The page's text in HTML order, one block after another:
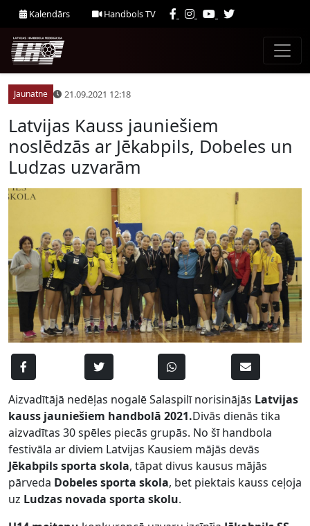
Kalendārs Handbols TV
Jaunatne 21.09.2021 12:18
Latvijas Kauss jauniešiem
noslēdzās ar Jēkabpils, Dobeles un
Ludzas uzvarām
Aizvadītājā nedēļas nogalē Salaspilī norisinājās Latvijas
kauss jauniešiem handbolā 2021.Divās dienās tika
aizvadītas 30 spēles piecās grupās. No šī handbola
festivāla ar diviem Latvijas Kausiem mājās devās
Jēkabpils sporta skola, tāpat divus kausus mājās
pārveda Dobeles sporta skola, bet piektais kauss ceļoja
uz Ludzas novada sporta skolu.